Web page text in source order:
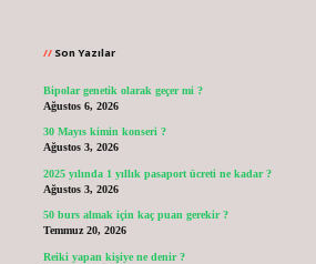
Son Yazılar
Bipolar genetik olarak geçer mi ?
Ağustos 6, 2026
30 Mayıs kimin konseri ?
Ağustos 3, 2026
2025 yılında 1 yıllık pasaport ücreti ne kadar ?
Ağustos 3, 2026
50 burs almak için kaç puan gerekir ?
Temmuz 20, 2026
Reiki yapan kişiye ne denir ?